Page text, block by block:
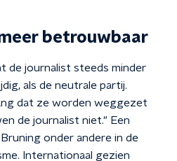
betrouwbaar
de journalist steeds minder
als de neutrale partij.
dat ze worden weggezet
de journalist niet." Een
onder andere in de
Internationaal gezien